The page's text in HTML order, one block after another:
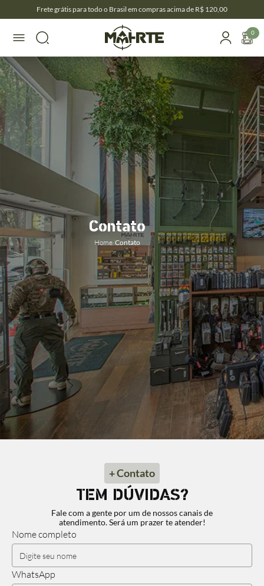
Frete grátis para todo o Brasil em compras acima de R$ 120,00
0
Contato
Home/Contato
+ Contato
TEM DÚVIDAS?
Fale com a gente por um de nossos canais de
atendimento. Será um prazer te atender!
Nome completo
WhatsApp